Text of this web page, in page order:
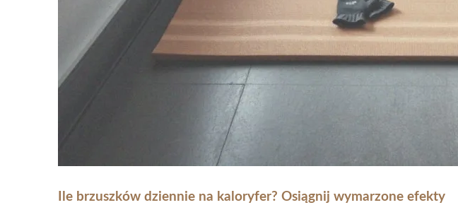
Ile brzuszków dziennie na kaloryfer? Osiągnij wymarzone efekty